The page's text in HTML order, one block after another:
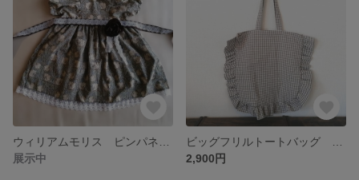
展示中
2,900円